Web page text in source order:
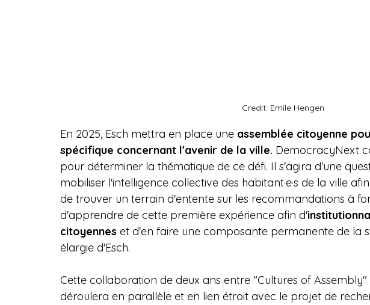
Credit: Emile Hengen
En 2025, Esch mettra en place une assemblée citoyenne
spécifique concernant l'avenir de la ville. DemocracyNext
pour déterminer la thématique de ce défi. Il s'agira d'une
mobiliser l'intelligence collective des habitant·e·s de la ville
de trouver un terrain d'entente sur les recommandations à
d'apprendre de cette première expérience afin d'
citoyennes et d'en faire une composante permanente de la
élargie d'Esch.
Cette collaboration de deux ans entre "Cultures of
déroulera en parallèle et en lien étroit avec le projet de